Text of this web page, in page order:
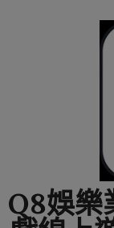
Q8娛樂